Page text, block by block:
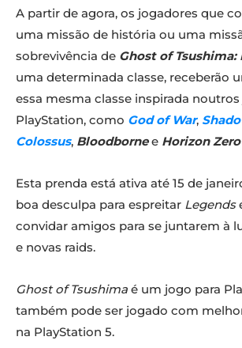
A partir de agora, os jogadores que
uma missão de história ou uma
sobrevivência de Ghost of Tsushima:
uma determinada classe, receberão
essa mesma classe inspirada
PlayStation, como God of War,
Colossus, Bloodbornee Horizon
Esta prenda está ativa até 15 de
boa desculpa para espreitar Legends
convidar amigos para se juntarem à
e novas raids.
Ghost of Tsushima é um jogo para
também pode ser jogado com
na PlayStation 5.